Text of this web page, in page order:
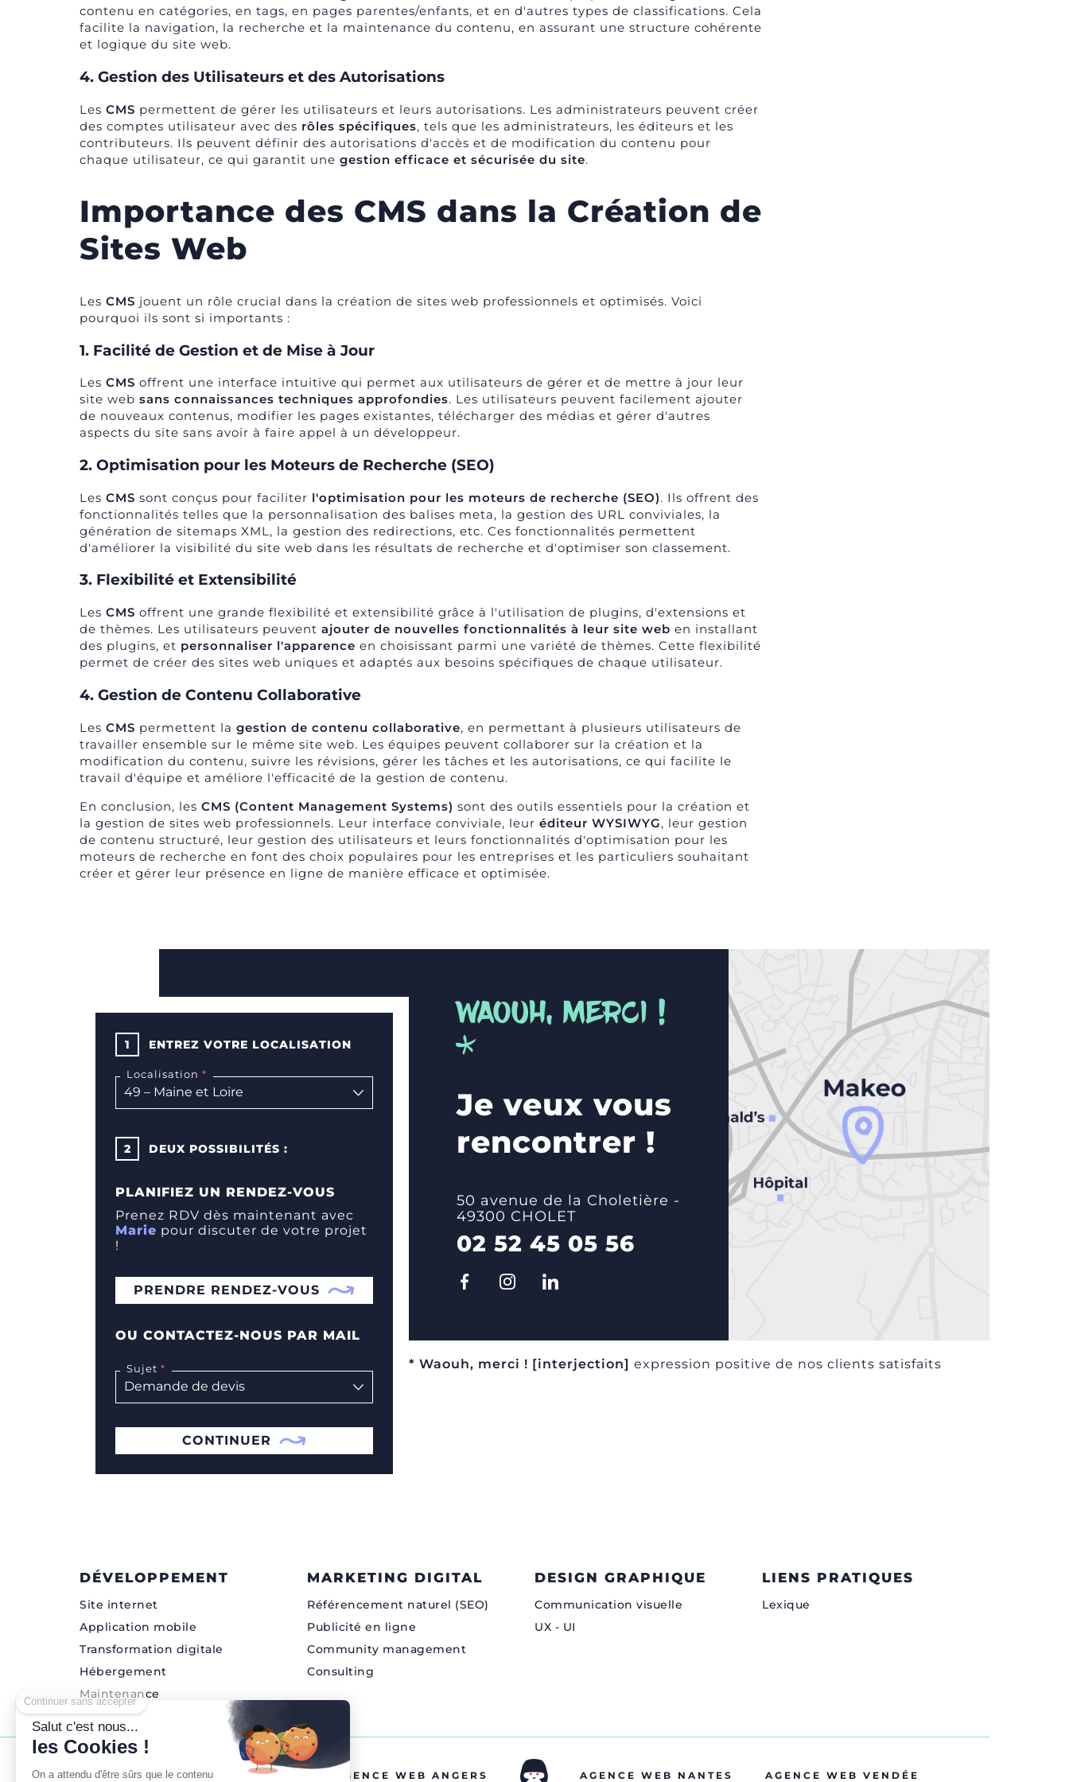
contenu en catégories, en tags, en pages parentes/enfants, et en d'autres types de classifications. Cela
facilite la navigation, la recherche et la maintenance du contenu, en assurant une structure cohérente
et logique du site web.
4. Gestion des Utilisateurs et des Autorisations
Les CMS permettent de gérer les utilisateurs et leurs autorisations. Les administrateurs peuvent créer
des comptes utilisateur avec des rôles spécifiques, tels que les administrateurs, les éditeurs et les
contributeurs. Ils peuvent définir des autorisations d'accès et de modification du contenu pour
chaque utilisateur, ce qui garantit une gestion efficace et sécurisée du site.
Importance des CMS dans la Création de
Sites Web
Les CMS jouent un rôle crucial dans la création de sites web professionnels et optimisés. Voici
pourquoi ils sont si importants :
1. Facilité de Gestion et de Mise à Jour
Les CMS offrent une interface intuitive qui permet aux utilisateurs de gérer et de mettre à jour leur
site web sans connaissances techniques approfondies. Les utilisateurs peuvent facilement ajouter
de nouveaux contenus, modifier les pages existantes, télécharger des médias et gérer d'autres
aspects du site sans avoir à faire appel à un développeur.
2. Optimisation pour les Moteurs de Recherche (SEO)
Les CMS sont conçus pour faciliter l'optimisation pour les moteurs de recherche (SEO). Ils offrent des
fonctionnalités telles que la personnalisation des balises meta, la gestion des URL conviviales, la
génération de sitemaps XML, la gestion des redirections, etc. Ces fonctionnalités permettent
d'améliorer la visibilité du site web dans les résultats de recherche et d'optimiser son classement.
3. Flexibilité et Extensibilité
Les CMS offrent une grande flexibilité et extensibilité grâce à l'utilisation de plugins, d'extensions et
de thèmes. Les utilisateurs peuvent ajouter de nouvelles fonctionnalités à leur site web en installant
des plugins, et personnaliser l'apparence en choisissant parmi une variété de thèmes. Cette flexibilité
permet de créer des sites web uniques et adaptés aux besoins spécifiques de chaque utilisateur.
4. Gestion de Contenu Collaborative
Les CMS permettent la gestion de contenu collaborative, en permettant à plusieurs utilisateurs de
travailler ensemble sur le même site web. Les équipes peuvent collaborer sur la création et la
modification du contenu, suivre les révisions, gérer les tâches et les autorisations, ce qui facilite le
travail d'équipe et améliore l'efficacité de la gestion de contenu.
En conclusion, les CMS (Content Management Systems) sont des outils essentiels pour la création et
la gestion de sites web professionnels. Leur interface conviviale, leur éditeur WYSIWYG, leur gestion
de contenu structuré, leur gestion des utilisateurs et leurs fonctionnalités d'optimisation pour les
moteurs de recherche en font des choix populaires pour les entreprises et les particuliers souhaitant
créer et gérer leur présence en ligne de manière efficace et optimisée.
1 ENTREZ VOTRE LOCALISATION
Localisation
2 DEUX POSSIBILITÉS :
PLANIFIEZ UN RENDEZ-VOUS
Prenez RDV dès maintenant avec
Marie pour discuter de votre projet
!
PRENDRE RENDEZ-VOUS
OU CONTACTEZ-NOUS PAR MAIL
Sujet
CONTINUER
WAOUH, MERCI !
*
Je veux vous
rencontrer !
50 avenue de la Choletière -
49300 CHOLET
02 52 45 05 56
* Waouh, merci ! [interjection] expression positive de nos clients satisfaits
DÉVELOPPEMENT
Site internet
Application mobile
Transformation digitale
Hébergement
Maintenance
MARKETING DIGITAL
Référencement naturel (SEO)
Publicité en ligne
Community management
Consulting
DESIGN GRAPHIQUE
Communication visuelle
UX - UI
LIENS PRATIQUES
Lexique
AGENCE WEB CHOLET AGENCE WEB ANGERS AGENCE WEB NANTES AGENCE WEB VENDÉE
Continuer sans accepter
Salut c'est nous...
les Cookies !
On a attendu d'être sûrs que le contenu